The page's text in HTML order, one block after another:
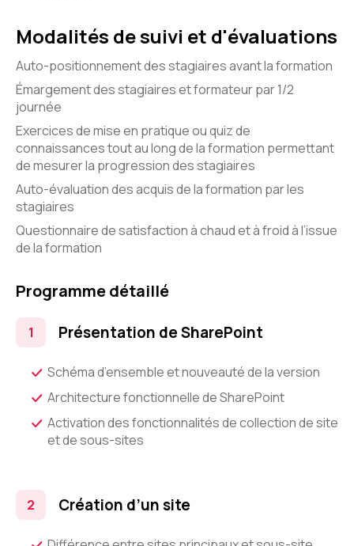
Modalités de suivi et d'évaluations
Auto-positionnement des stagiaires avant la formation
Émargement des stagiaires et formateur par 1/2
journée
Exercices de mise en pratique ou quiz de
connaissances tout au long de la formation permettant
de mesurer la progression des stagiaires
Auto-évaluation des acquis de la formation par les
stagiaires
Questionnaire de satisfaction à chaud et à froid à l’issue
de la formation
Programme détaillé
Présentation de SharePoint
Schéma d’ensemble et nouveauté de la version
Architecture fonctionnelle de SharePoint
Activation des fonctionnalités de collection de site
et de sous-sites
Création d’un site